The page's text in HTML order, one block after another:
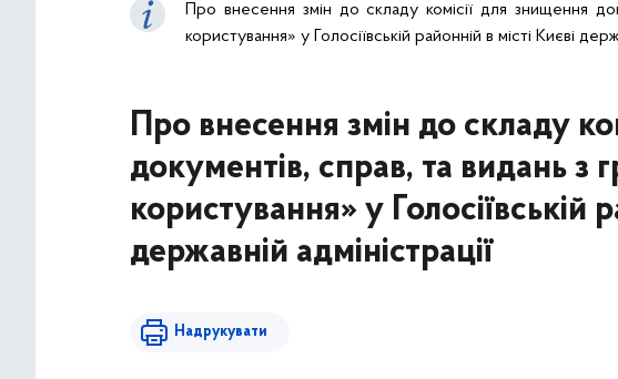
Про внесення змін до складу комісії для знищення
користування» у Голосіївській районній в місті Києві
Про внесення змін до складу
документів, справ, та видань
користування» у Голосіївській
державній адміністрації
Надрукувати